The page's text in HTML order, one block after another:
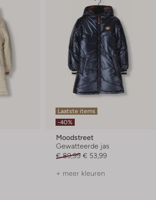
Laatste items
-40%
Moodstreet
Gewatteerde jas
€ 89,99 € 53,99
+ meer kleuren